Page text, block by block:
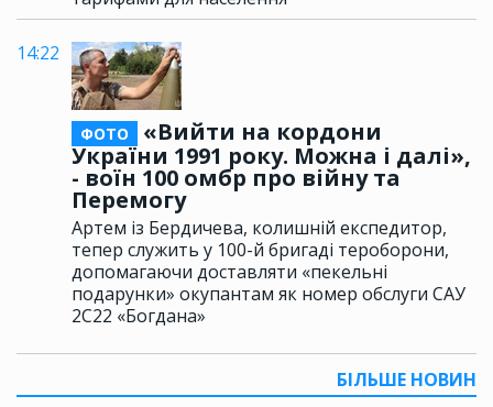
14:22
ФОТО
«Вийти на кордони
України 1991 року. Можна і далі»,
- воїн 100 омбр про війну та
Перемогу
Артем із Бердичева, колишній експедитор,
тепер служить у 100-й бригаді тероборони,
допомагаючи доставляти «пекельні
подарунки» окупантам як номер обслуги САУ
2С22 «Богдана»
БІЛЬШЕ НОВИН